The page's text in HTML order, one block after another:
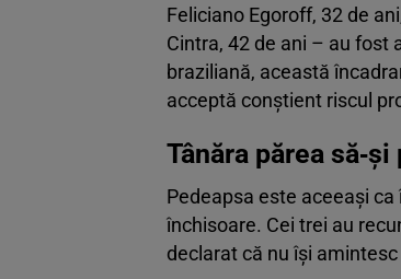
Feliciano Egoroff, 32 de
Cintra, 42 de ani – au fost
braziliană, această
acceptă conștient riscul
Tânăra părea
Pedeapsa este aceeași
închisoare. Cei trei au
declarat că nu își